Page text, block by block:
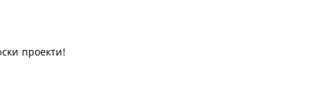
проекти!